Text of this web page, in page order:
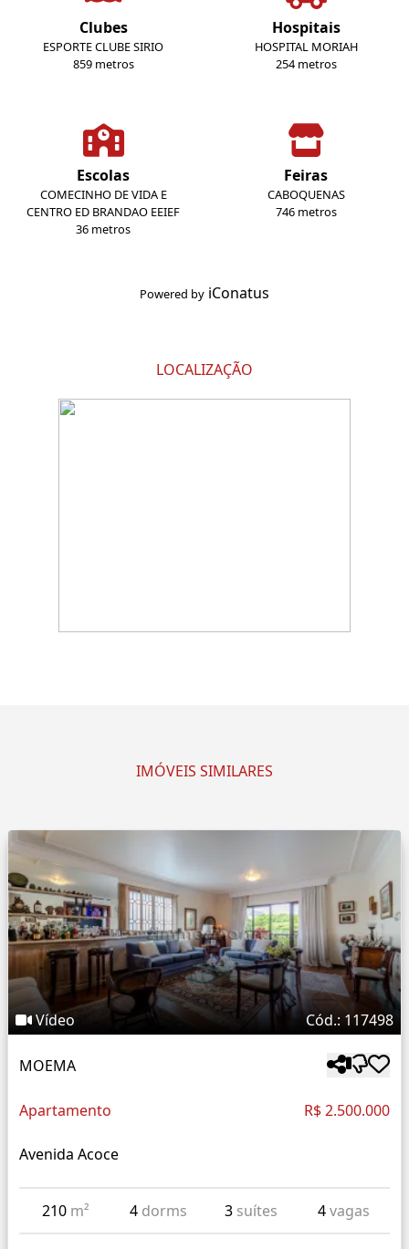
Clubes
ESPORTE CLUBE SIRIO
859 metros
Hospitais
HOSPITAL MORIAH
254 metros
Escolas
COMECINHO DE VIDA E
CENTRO ED BRANDAO EEIEF
36 metros
Feiras
CABOQUENAS
746 metros
Powered by iConatus
LOCALIZAÇÃO
IMÓVEIS SIMILARES
Vídeo Cód.: 117498
MOEMA
Apartamento R$ 2.500.000
Avenida Acoce
210 m² 4 dorms 3 suítes 4vagas